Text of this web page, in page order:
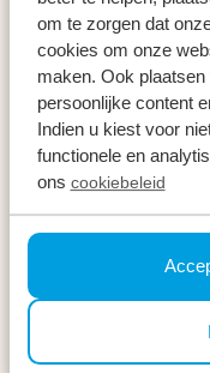
om te zorgen dat
cookies om onze
maken. Ook
persoonlijke content
Indien u kiest voor
functionele en
ons cookiebeleid
Urlaub
Im Urlaub
Newsletter
Erhalte, genau wie
die schönsten
Ihre E-Mail